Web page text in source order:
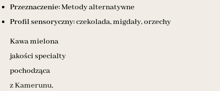
Przeznaczenie:Metody alternatywne
Profil sensoryczny:czekolada, migdały, orzechy
Kawa mielona
jakości specialty
pochodząca
zKamerunu,